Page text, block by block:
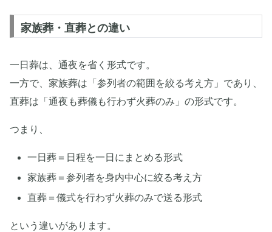
家族葬・直葬との違い
一日葬は、通夜を省く形式です。
一方で、家族葬は「参列者の範囲を絞る考え方」であり、
直葬は「通夜も葬儀も行わず火葬のみ」の形式です。
つまり、
一日葬＝日程を一日にまとめる形式
家族葬＝参列者を身内中心に絞る考え方
直葬＝儀式を行わず火葬のみで送る形式
という違いがあります。